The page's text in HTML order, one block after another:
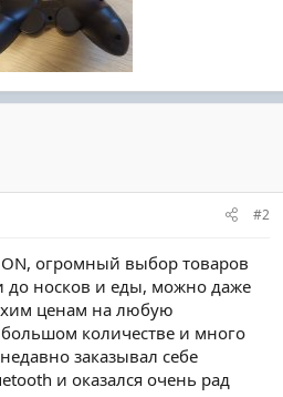
#2
огромный выбор товаров
до носков и еды, можно даже
ценам на любую
количестве и много
заказывал себе
и оказался очень рад